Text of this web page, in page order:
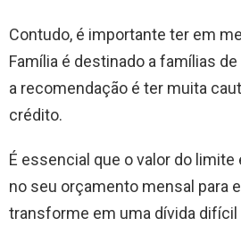
Contudo, é importante ter em
Família é destinado a famílias
a recomendação é ter muita
crédito.
É essencial que o valor do limite
no seu orçamento mensal para
transforme em uma dívida difícil